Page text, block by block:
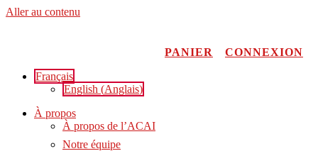
Aller au contenu
PANIER
CONNEXION
Français
English (Anglais)
À propos
À propos de l’ACAI
Notre équipe